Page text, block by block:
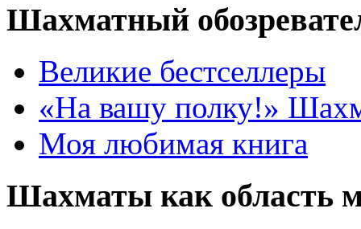
Шахматный
Великие бестселлеры
«На вашу полку!»
Моя любимая книга
Шахматы как область